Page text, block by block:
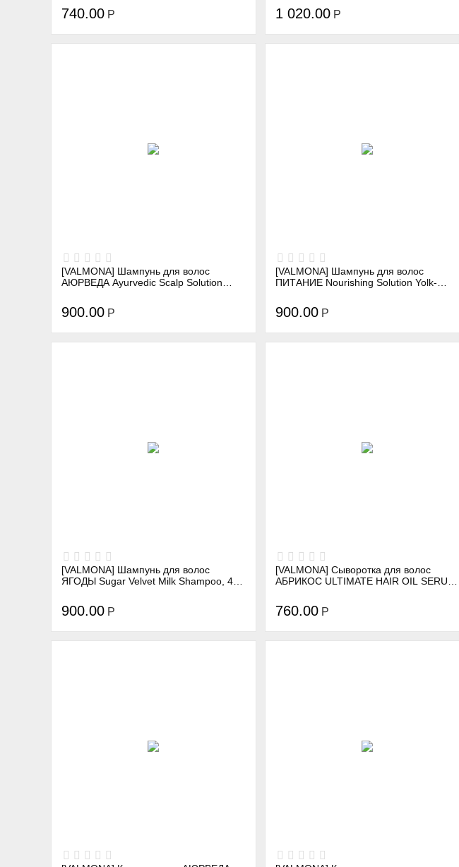
SHAMPOO, 250 мл
740.00 Р 1 020.00 Р
[VALMONA] Шампунь для волос
АЮРВЕДА Ayurvedic Scalp Solution
900.00 Р
[VALMONA] Шампунь для волос
ПИТАНИЕ Nourishing Solution Yolk-
900.00 Р
[VALMONA] Шампунь для волос
ЯГОДЫ Sugar Velvet Milk Shampoo, 480
900.00 Р
[VALMONA] Сыворотка для волос
АБРИКОС ULTIMATE HAIR OIL SERUM
760.00 Р